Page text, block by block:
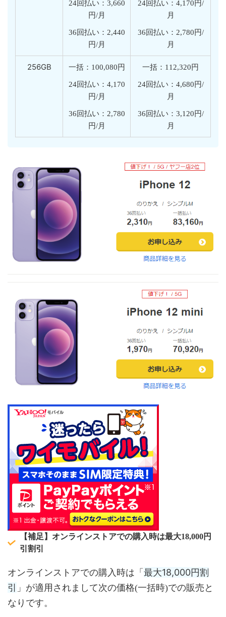
24回払い：3,660
円/月
36回払い：2,440
円/月
24回払い：4,170円/
月
36回払い：2,780円/
月
256GB 一括：100,080円
24回払い：4,170
円/月
36回払い：2,780
円/月
一括：112,320円
24回払い：4,680円/
月
36回払い：3,120円/
月
【補足】オンラインストアでの購入時は最大18,000円
引割引
オンラインストアでの購入時は「 最大18,000円割
引
」が適用されまして次の価格(一括時)での販売と
なりです。